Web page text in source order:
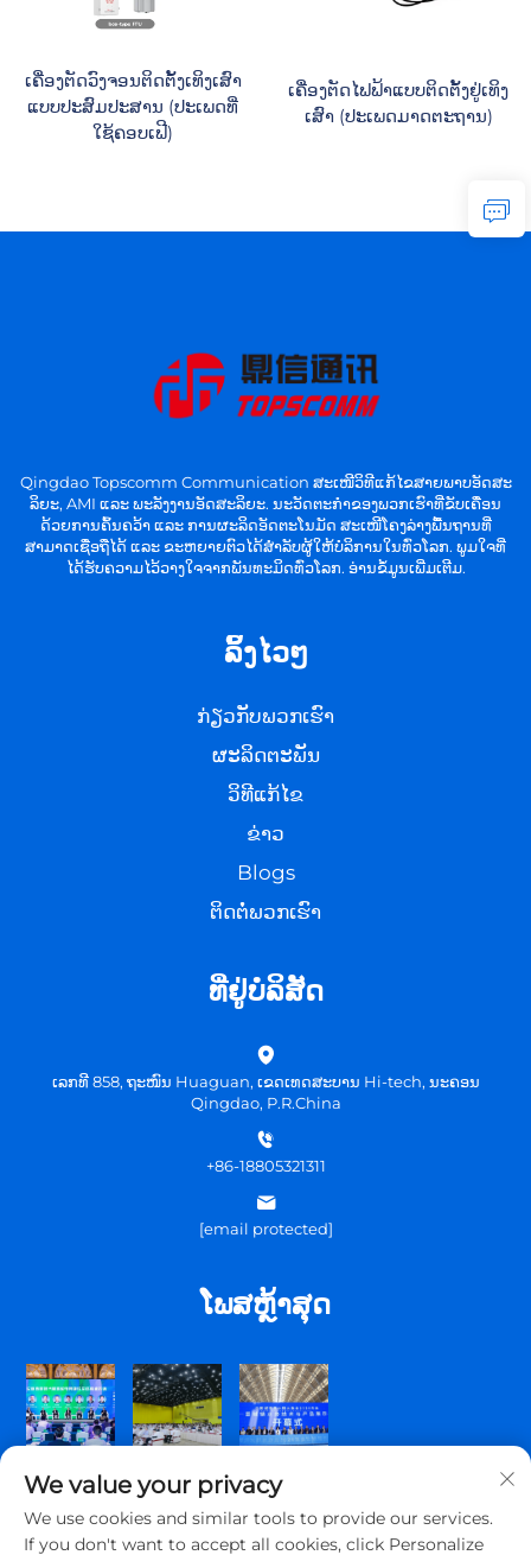
ເຄື່ອງຕັດວົງຈອນຕິດຕັ້ງເທິງເສົາ
ແບບປະສົມປະສານ (ປະເພດທີ່
ໃຊ້ຄອບເຟີ)
ເຄື່ອງຕັດໄຟຟ້າແບບຕິດຕັ້ງຢູ່ເທິງ
ເສົາ (ປະເພດມາດຕະຖານ)
Qingdao Topscomm Communication ສະເໜີວິທີແກ້ໄຂສາຍພາບອັດສະ
ລິຍະ, AMI ແລະ ພະລັງງານອັດສະລິຍະ. ນະວັດຕະກຳຂອງພວກເຮົາທີ່ຂັບເຄື່ອນ
ດ້ວຍການຄົ້ນຄວ້າ ແລະ ການຜະລິດອັດຕະໂນມັດ ສະເໜີໂຄງລ່າງພື້ນຖານທີ່
ສາມາດເຊື່ອຖືໄດ້ ແລະ ຂະຫຍາຍຕົວໄດ້ສໍາລັບຜູ້ໃຫ້ບໍລິການໃນທົ່ວໂລກ. ພູມໃຈທີ່
ໄດ້ຮັບຄວາມໄວ້ວາງໃຈຈາກພັນທະມິດທົ່ວໂລກ. ອ່ານຂໍ້ມູນເພີ່ມເຕີມ.
ລິ້ງໄວໆ
ກ່ຽວກັບພວກເຮົາ
ຜະລິດຕະພັນ
ວິທີແກ້ໄຂ
ຂ່າວ
Blogs
ຕິດຕໍ່ພວກເຮົາ
ທີ່ຢູ່ບໍລິສັດ
ເລກທີ 858, ຖະໜົນ Huaguan, ເຂດເທດສະບານ Hi-tech, ນະຄອນ
Qingdao, P.R.China
+86-18805321311
[email protected]
ໂພສຫຼ້າສຸດ
We value your privacy
We use cookies and similar tools to provide our services.
If you don't want to accept all cookies, click Personalize